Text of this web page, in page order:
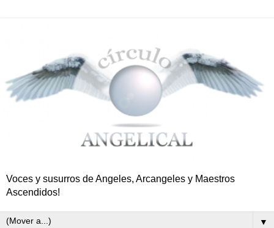
Voces y susurros de Angeles, Arcangeles y Maestros
Ascendidos!
▼